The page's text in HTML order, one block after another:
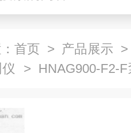
首页 > 产品展示
> HNAG900-F2-